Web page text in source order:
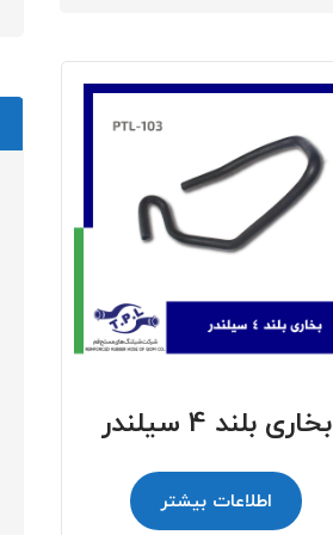
بخاری بلند 4 سیلندر
اطلاعات بیشتر